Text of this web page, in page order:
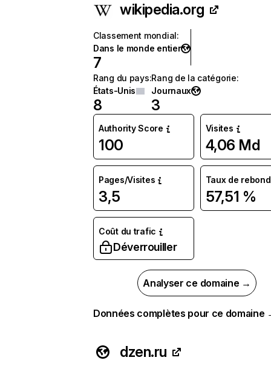
wikipedia.org
Classement mondial:
Dans le monde entier
7
Rang du pays:
États-Unis
8
Rang de la catégorie:
Journaux
3
Authority Score
100
Visites
4,06 Md
Pages/Visites
3,5
Taux de rebond
57,51 %
Coût du trafic
Déverrouiller
Analyser ce domaine →
Données complètes pour ce domaine
dzen.ru